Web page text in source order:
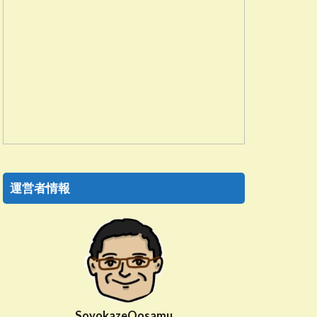
運営者情報